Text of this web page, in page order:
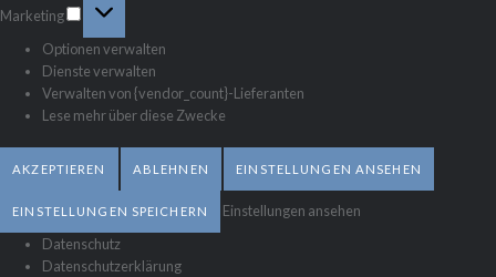
Marketing
Optionen verwalten
Dienste verwalten
Verwalten von {vendor_count}-Lieferanten
Lese mehr über diese Zwecke
AKZEPTIEREN ABLEHNEN EINSTELLUNGEN ANSEHEN
EINSTELLUNGEN SPEICHERN
Einstellungen ansehen
Datenschutz
Datenschutzerklärung